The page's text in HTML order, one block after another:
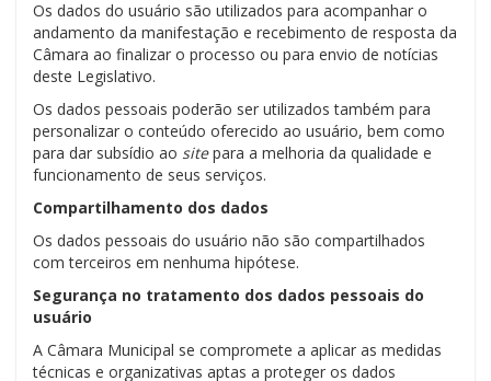
Os dados do usuário são utilizados para acompanhar o
andamento da manifestação e recebimento de resposta da
Câmara ao finalizar o processo ou para envio de notícias
deste Legislativo.
Os dados pessoais poderão ser utilizados também para
personalizar o conteúdo oferecido ao usuário, bem como
para dar subsídio ao sitepara a melhoria da qualidade e
funcionamento de seus serviços.
Compartilhamento dos dados
Os dados pessoais do usuário não são compartilhados
com terceiros em nenhuma hipótese.
Segurança no tratamento dos dados pessoais do
usuário
A Câmara Municipal se compromete a aplicar as medidas
técnicas e organizativas aptas a proteger os dados